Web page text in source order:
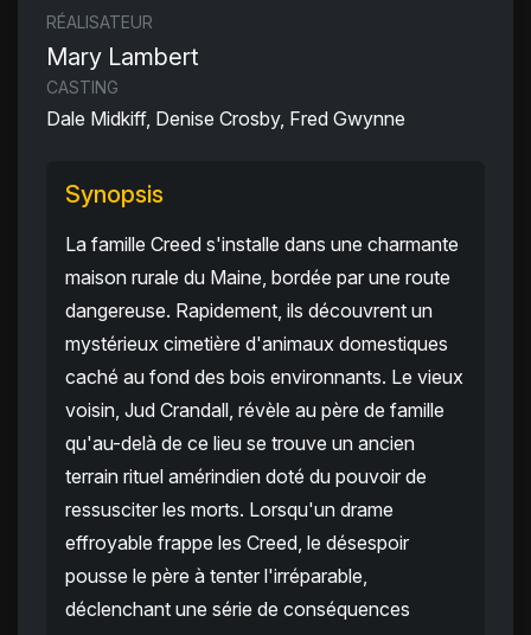
RÉALISATEUR
Mary Lambert
CASTING
Dale Midkiff, Denise Crosby, Fred Gwynne
Synopsis
La famille Creed s'installe dans une charmante
maison rurale du Maine, bordée par une route
dangereuse. Rapidement, ils découvrent un
mystérieux cimetière d'animaux domestiques
caché au fond des bois environnants. Le vieux
voisin, Jud Crandall, révèle au père de famille
qu'au-delà de ce lieu se trouve un ancien
terrain rituel amérindien doté du pouvoir de
ressusciter les morts. Lorsqu'un drame
effroyable frappe les Creed, le désespoir
pousse le père à tenter l'irréparable,
déclenchant une série de conséquences